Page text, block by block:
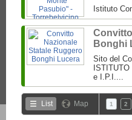
Istituto
Bonghi
Sito del
e I.P.I....
List Map 1 2